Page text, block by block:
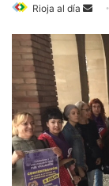
Rioja al día
d
n
e
m
a
i